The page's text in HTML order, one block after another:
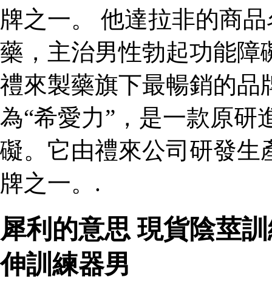
牌之一。 他達拉非的商
藥，主治男性勃起功能障
禮來製藥旗下最暢銷的品
為“希愛力”，是一款原研
礙。它由禮來公司研發生
牌之一。.
犀利的意思 現貨陰莖
伸訓練器男